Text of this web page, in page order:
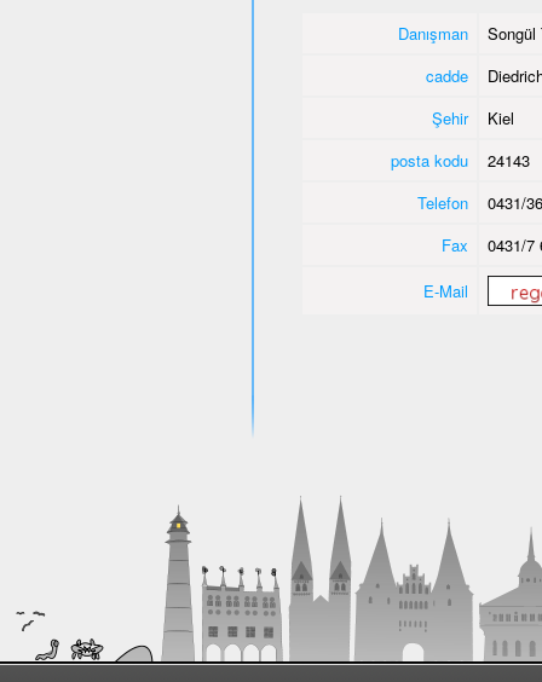
Danışman
Songül
cadde
Şehir
Kiel
posta kodu
24143
Telefon
0431/
Fax
0431/7
E-Mail